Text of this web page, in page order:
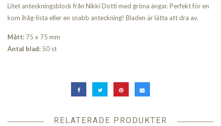
Litet anteckningsblock från Nikki Dotti med gröna ängar. Perfekt för en
kom ihåg-lista eller en snabb anteckning! Bladen är lätta att dra av.
Mått: 75 x 75 mm
Antal blad: 50 st
RELATERADE PRODUKTER